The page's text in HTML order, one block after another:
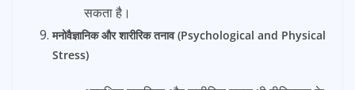
सकता है।
मनोवैज्ञानिक और शारीरिक तनाव (Psychological and Physical
Stress)